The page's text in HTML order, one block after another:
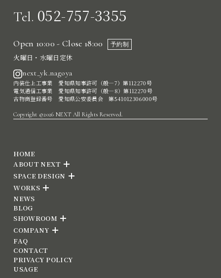
Tel. 052-757-3355
Open 10:00 - Close 18:00 予約制
火曜日・水曜日定休
next_yk.nagoya
内装仕上工事業 愛知県知事許可（般―7）第112270号
電気通信工事業 愛知県知事許可（般―8）第112270号
古物商登録番号 愛知県公安委員会 第541012306000号
Copyright ©2026 NEXT All Rights Reserved.
HOME
ABOUT NEXT
SPACE DESIGN
WORKS
NEWS
BLOG
SHOWROOM
COMPANY
FAQ
CONTACT
PRIVACY POLICY
USAGE